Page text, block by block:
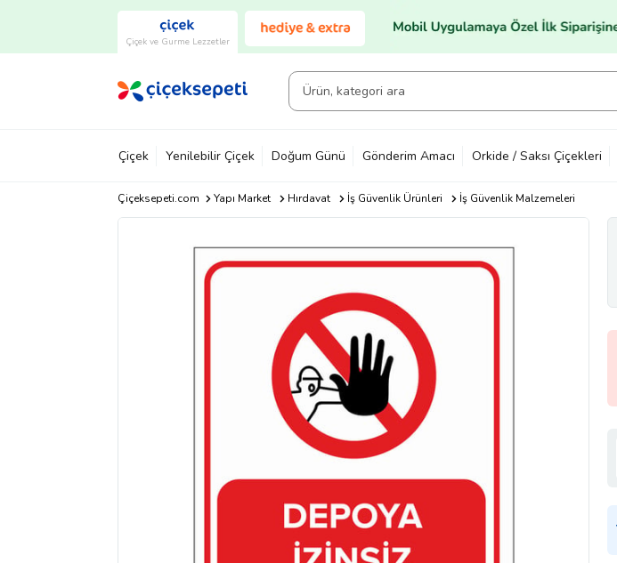
Çiçek ve Gurme Lezzetler
Çiçek Yenilebilir Çiçek Doğum Günü Gönderim Amacı Orkide / Saksı Çiçekleri
Çiçeksepeti.com Yapı Market Hırdavat İş Güvenlik Ürünleri İş Güvenlik Malzemeleri